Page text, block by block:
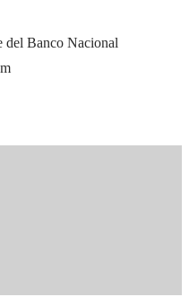
del Banco Nacional